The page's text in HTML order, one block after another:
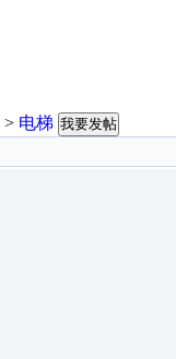
> 电梯 我要发帖